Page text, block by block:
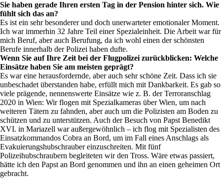
Sie haben gerade Ihren ersten Tag in der Pension hinter sich. Wie
fühlt sich das an?
Es ist ein sehr besonderer und doch unerwarteter emotionaler Moment.
Ich war immerhin 32 Jahre Teil einer Spezialeinheit. Die Arbeit war für
mich Beruf, aber auch Berufung, da ich wohl einen der schönsten
Berufe innerhalb der Polizei haben dufte.
Wenn Sie auf Ihre Zeit bei der Flugpolizei zurückblicken: Welche
Einsätze haben Sie am meisten geprägt?
Es war eine herausfordernde, aber auch sehr schöne Zeit. Dass ich sie
unbeschadet überstanden habe, erfüllt mich mit Dankbarkeit. Es gab so
viele prägende, nennenswerte Einsätze wie z. B. der Terroranschlag
2020 in Wien: Wir flogen mit Spezialkameras über Wien, um nach
weiteren Tätern zu fahnden, aber auch um die Polizisten am Boden zu
schützen und zu unterstützen. Auch der Besuch von Papst Benedikt
XVI. in Mariazell war außergewöhnlich – ich flog mit Spezialisten des
Einsatzkommandos Cobra an Bord, um im Fall eines Anschlags als
Evakuierungshubschrauber einzuschreiten. Mit fünf
Polizeihubschraubern begleiteten wir den Tross. Wäre etwas passiert,
hätte ich den Papst an Bord genommen und ihn an einen geheimen Ort
gebracht.